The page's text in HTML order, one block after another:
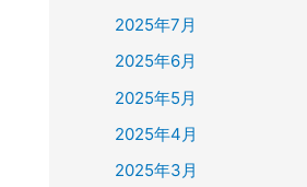
2025年7月
2025年6月
2025年5月
2025年4月
2025年3月